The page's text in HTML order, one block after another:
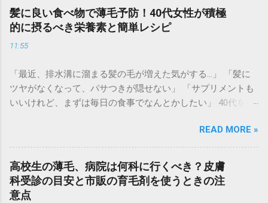
す。育毛には時間がかかりますが、冠婚葬祭は待ってくれま
せん。 実は、現代の「大人の身だしなみ」として、 即日で薄
毛をカバーして若々しい印象を取り戻すテクニック が定着し
つつあります。マナーとしての清潔感を整え、自信を持って
す。 なぜ冠婚葬祭では「薄毛カバー」が重要なのか？ 冠婚葬
祭は、久々に会う親戚や知人が一堂に会する場です。そこで
の第一印象は、その後のイメージに大きく影響を与えます。
肌の白さが強調されます。そのため、地肌の透けが普段より
も目立ってしまう傾向があります。 写真や動画に残る : 結婚
式などの慶事では、一生残る写真に記録されます。後で見返
したときに後悔しない準備が必要です。 清潔感とエチケット :
髪を整えることは、相手への敬意でもあります。ボリューム
髪に良い食べ物で薄毛予防！40代女性が積極
的に摂るべき栄養素と簡単レシピ
11:55
「最近、排水溝に溜まる髪の毛が増えた気がする…」 「髪に
ツヤがなくなって、パサつきが隠せない」 「サプリメントも
いいけれど、まずは毎日の食事でなんとかしたい」 40代を迎
す。実は、髪は「血余（けつよ）」とも呼ばれ、体内の栄養
が十分に行き渡った後、最後に余った栄養で作られる場所。
つまり、**髪の悩みは「体からの栄養不足のサイン」**かも
しれません。 高級なシャンプーや育毛剤を使う前に、まずは
体の中から「髪の材料」を届けてあげることが、根本的な薄
READ MORE »
高校生の薄毛、病院は何科に行くべき？皮膚
科受診の目安と市販の育毛剤を使うときの注
意点